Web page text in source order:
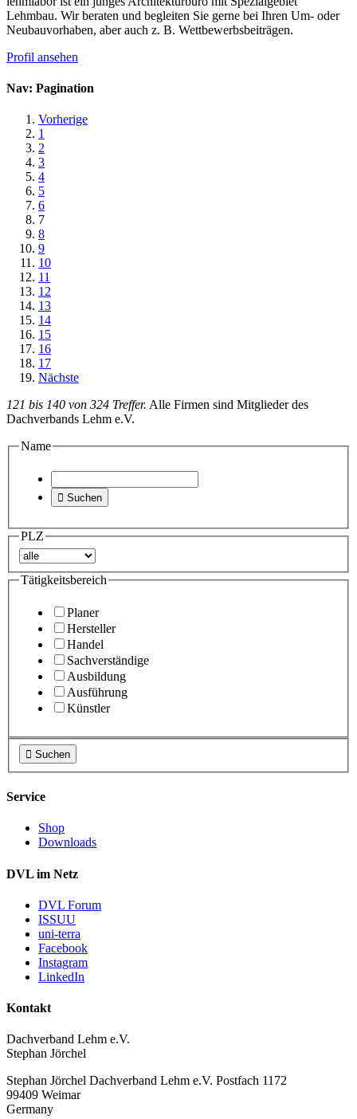
Lehmbau. Wir beraten und begleiten Sie gerne bei Ihren Um- oder
Neubauvorhaben, aber auch z. B. Wettbewerbsbeiträgen.
Profil ansehen
Nav: Pagination
Vorherige
1
2
3
4
5
6
7
8
9
10
11
12
13
14
15
16
17
Nächste
121 bis 140 von 324 Treffer. Alle Firmen sind Mitglieder des
Dachverbands Lehm e.V.
Name
 Suchen
PLZ
Tätigkeitsbereich
Planer
Hersteller
Handel
Sachverständige
Ausbildung
Ausführung
Künstler
 Suchen
Service
Shop
Downloads
DVL im Netz
DVL Forum
ISSUU
uni-terra
Facebook
Instagram
LinkedIn
Kontakt
Dachverband Lehm e.V.
Stephan Jörchel
Stephan Jörchel Dachverband Lehm e.V. Postfach 1172
99409 Weimar
Germany